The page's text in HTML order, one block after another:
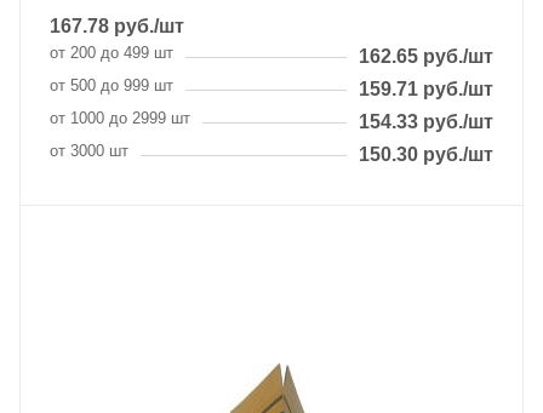
167.78 руб./шт
от 200 до 499 шт 162.65 руб./шт
от 500 до 999 шт 159.71 руб./шт
от 1000 до 2999 шт 154.33 руб./шт
от 3000 шт 150.30 руб./шт